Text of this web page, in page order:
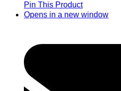
Pin This Product
Opens in a new window